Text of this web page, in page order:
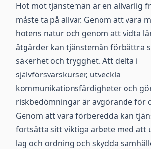
Hot mot tjänstemän är en allvarlig
måste ta på allvar. Genom att vara
hotens natur och genom att vidta
åtgärder kan tjänstemän förbättra
säkerhet och trygghet. Att delta i
självförsvarskurser, utveckla
kommunikationsfärdigheter och
riskbedömningar är avgörande för
Genom att vara förberedda kan
fortsätta sitt viktiga arbete med att
lag och ordning och skydda